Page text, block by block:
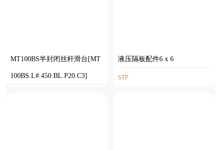
MT100BS半封闭丝杆滑台[MT
100BS.L#.450.BL.P20.C3]
液压隔板配件6 x 6
STP